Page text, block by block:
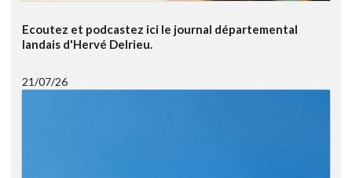
Ecoutez et podcastez ici le journal départemental
landais d'Hervé Delrieu.
21/07/26